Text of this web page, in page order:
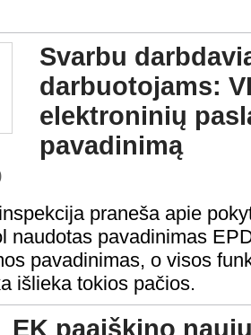
Svarbu
darbuotojams:
elektroninių
pavadinimą
praneša apie
naudotas pavadinimas
pavadinimas, o visos
išlieka tokios pačios.
EK paaiškino